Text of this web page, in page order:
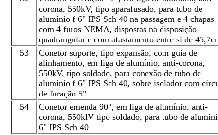
corona, 550kV, tipo aparafusado, para tubo de
alumínio f 6" IPS Sch 40 na passagem e 4 chapas
com 4 furos NEMA, dispostas na disposição
quadrangular e com afastamento entre si de
53
Conetor suporte, tipo expansão, com guia de
alinhamento, em liga de alumínio, anti-corona,
550kV, tipo soldado, para conexão de tubo de
alumínio f 6" IPS Sch 40, sobre isolador com
de furação 5"
54
Conetor emenda 90°, em liga de alumínio, anti-
corona, 550klV tipo soldado, para tubo de
6" IPS Sch 40